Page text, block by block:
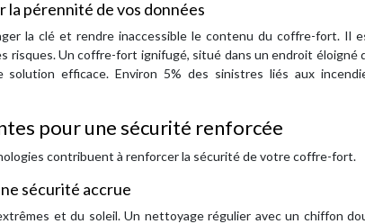
pérennité de vos données
la clé et rendre inaccessible le contenu du coffre-fort. Il
risques. Un coffre-fort ignifugé, situé dans un endroit éloigné
efficace. Environ 5% des sinistres liés aux
pour une sécurité renforcée
contribuent à renforcer la sécurité de votre coffre-fort.
sécurité accrue
et du soleil. Un nettoyage régulier avec un chiffon